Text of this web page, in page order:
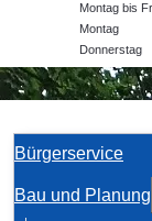
Montag bis
Montag -
Bürgerservice
Bau und Planung